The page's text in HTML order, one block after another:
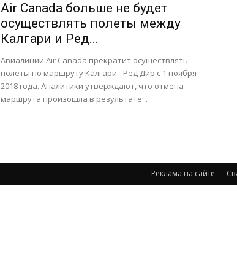
Air Canada больше не будет
осуществлять полеты между
Калгари и Ред...
Авиалинии Air Canada прекратит осуществлять
полеты по маршруту Калгари - Ред Дир с 1 ноября
2018 года. Аналитики утверждают, что отмена
маршрута произошла в результате...
Реклама на сайте